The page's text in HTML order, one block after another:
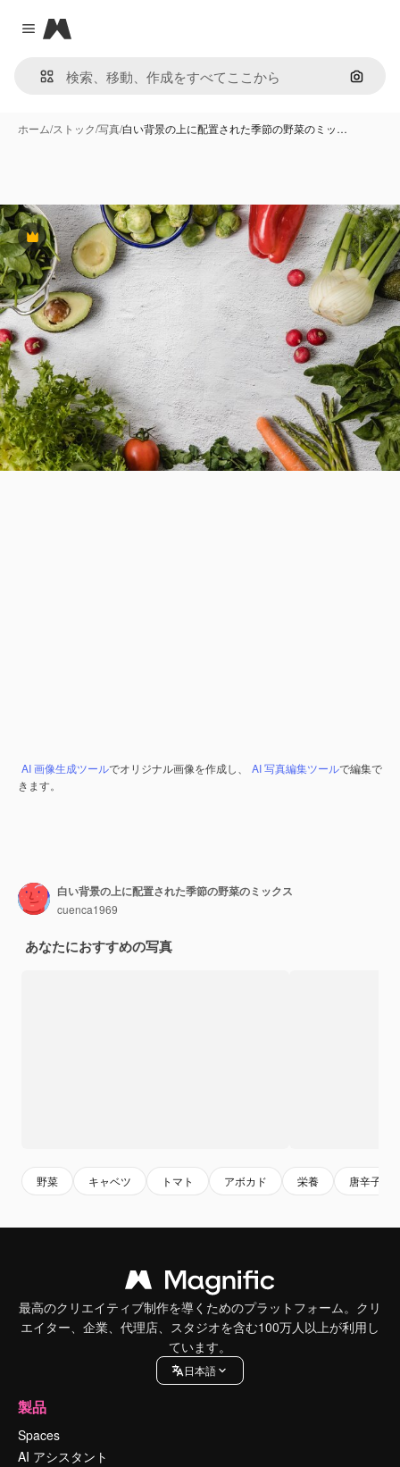
Close menu
Magnific
画像で
ホーム/ストック/写真/白い背景の上に配置された季節の野菜のミッ…
Premium
AI 画像生成ツールでオリジナル画像を作成し、 AI 写真編集ツールで編集で
きます。
白い背景の上に配置された季節の野菜のミックス
cuenca1969
あなたにおすすめの写真
野菜 キャベツ トマト アボカド 栄養 唐辛子
最高のクリエイティブ制作を導くためのプラットフォーム。クリ
エイター、企業、代理店、スタジオを含む100万人以上が利用し
ています。
日本語
製品
Spaces
AI アシスタント